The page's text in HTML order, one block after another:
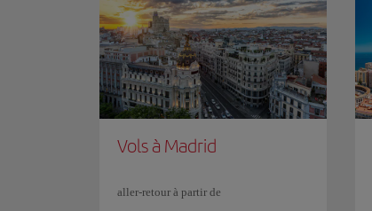
Vols à Madrid
aller-retour à partir de